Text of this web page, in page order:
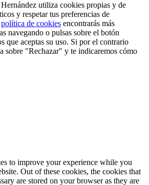
utiliza cookies propias y de
y respetar tus preferencias de
política de cookies encontrarás más
navegando o pulsas sobre el botón
que aceptas su uso. Si por el contrario
sobre "Rechazar" y te indicaremos cómo
to improve your experience while you
Out of these cookies, the cookies that
are stored on your browser as they are